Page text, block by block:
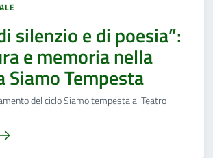
silenzio e di poesia”:
e memoria nella
Siamo Tempesta
del ciclo Siamo tempesta al Teatro